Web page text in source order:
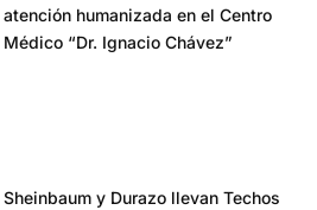
atención humanizada en el Centro
Médico “Dr. Ignacio Chávez”
Sheinbaum y Durazo llevan Techos